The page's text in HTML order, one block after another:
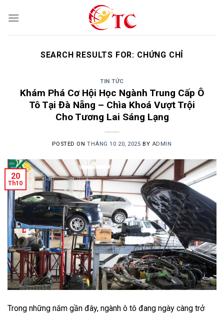
SEARCH RESULTS FOR: CHỨNG CHỈ
TIN TỨC
Khám Phá Cơ Hội Học Ngành Trung Cấp Ô
Tô Tại Đà Nẵng – Chìa Khoá Vượt Trội
Cho Tương Lai Sáng Lạng
POSTED ON THÁNG 10 20, 2025 BY ADMIN
20
Th10
Trong những năm gần đây, ngành ô tô đang ngày càng trở